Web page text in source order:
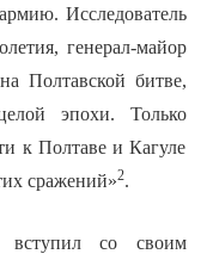
Исследователь
генерал-майор
Полтавской битве,
эпохи. Только
к Полтаве и Кагуле
сражений»2.
со своим